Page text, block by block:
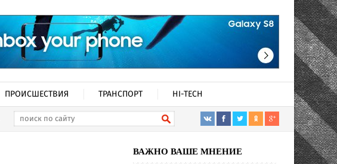
ПРОИСШЕСТВИЯ ТРАНСПОРТ HI-TECH
ВАЖНО ВАШЕ МНЕНИЕ